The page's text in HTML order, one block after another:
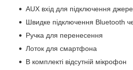
AUX вхід для підключення
Швидке підключення Bluetooth
Ручка для перенесення
Лоток для смартфона
В комплекті відсутній мікрофон